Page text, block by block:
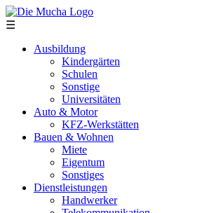
Direkt zum Inhalt
☰
Ausbildung
Kindergärten
Schulen
Sonstige
Universitäten
Auto & Motor
KFZ-Werkstätten
Bauen & Wohnen
Miete
Eigentum
Sonstiges
Dienstleistungen
Handwerker